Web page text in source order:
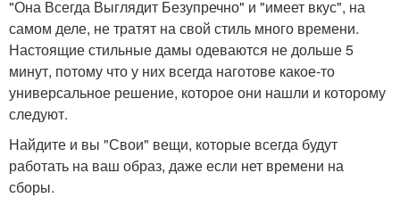
"Она Всегда Выглядит Безупречно" и "имеет вкус", на
самом деле, не тратят на свой стиль много времени.
Настоящие стильные дамы одеваются не дольше 5
минут, потому что у них всегда наготове какое-то
универсальное решение, которое они нашли и которому
следуют.
Найдите и вы "Свои" вещи, которые всегда будут
работать на ваш образ, даже если нет времени на
сборы.